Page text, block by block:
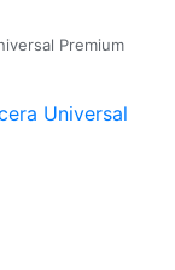
Premium